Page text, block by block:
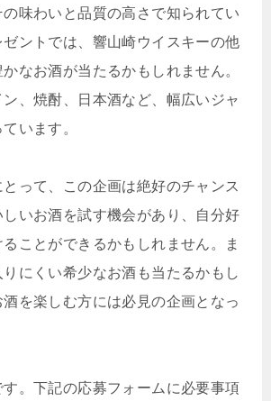
味わいと品質の高さで知られてい
ゼントでは、響山崎ウイスキーの他
なお酒が当たるかもしれません。
、焼酎、日本酒など、幅広いジャ
います。
って、この企画は絶好のチャンス
いお酒を試す機会があり、自分好
ことができるかもしれません。ま
にくい希少なお酒も当たるかもし
を楽しむ方には必見の企画となっ
。下記の応募フォームに必要事項